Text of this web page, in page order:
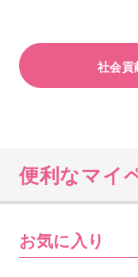
社会貢
便利なマイ
お気に入り